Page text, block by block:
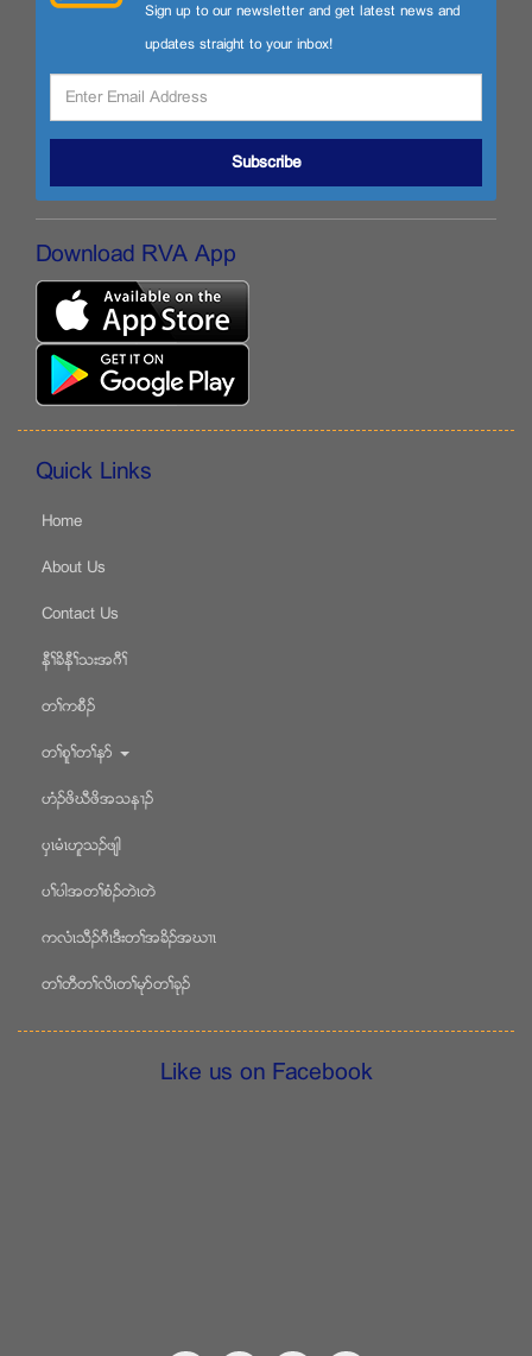
Sign up to our newsletter and get latest news and
updates straight to your inbox!
Subscribe
Download RVA App
Quick Links
Home
About Us
Contact Us
နီႈခိနီႈသးအဂီႈ
တႈကစီဥ
တႈစူႈတႈနဏ
ဟံဥဖိဃီဖိအသန႕ဥ
ပွၚမံၚဟူသဥဖ်ါ
ပႈပါအတႈစံဥတဲၚတဲ
ကလံၚသီဥဂီၚဒီးတႈအခိဥအဃ႕ၚ
တႈတီတႈလိၚတႈမုဏတႈခုဥ
Like us on Facebook